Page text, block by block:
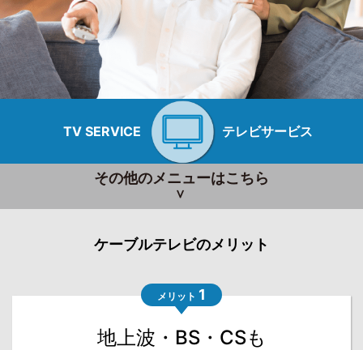
TV SERVICE テレビサービス
その他のメニューはこちら
ケーブルテレビのメリット
メリット 1
地上波・BS・CSも